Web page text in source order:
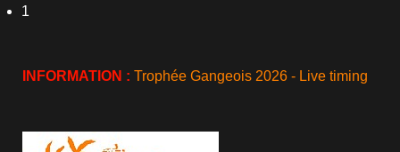
1
INFORMATION : Trophée Gangeois 2026 - Live timing